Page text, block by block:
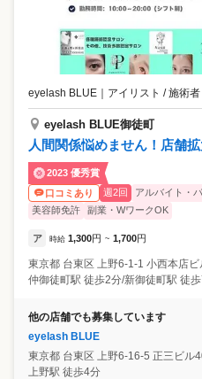
eyelash BLUE ｜ アイリスト / 施術者
eyelash BLUE御徒町
人間関係悩めません！店舗
2023 優秀賞
口コミあり
週2回 アルバイト・
美容師免許
副業・WワークOK
ア 時給 1,300円 ~ 1,700円
東京都 台東区
上野6-1-1 小西本店
仲御徒町駅 徒歩2分/新御徒町駅 徒
他の店舗でも募集しています
eyelash BLUE
東京都 台東区
上野6-16-5 正三ビル
上野駅 徒歩4分